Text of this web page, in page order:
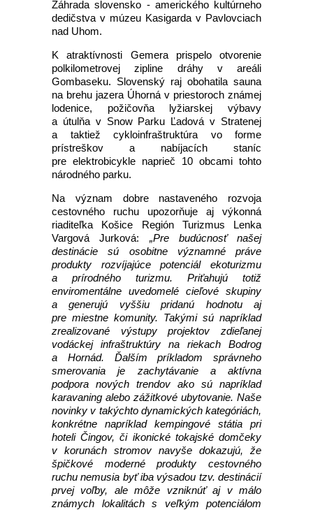
Záhrada slovensko - amerického kultúrneho
dedičstva v múzeu Kasigarda v Pavlovciach
nad Uhom.
K atraktívnosti Gemera prispelo otvorenie
polkilometrovej zipline dráhy v areáli
Gombaseku. Slovenský raj obohatila sauna
na brehu jazera Úhorná v priestoroch známej
lodenice, požičovňa lyžiarskej výbavy
a útulňa v Snow Parku Ľadová v Stratenej
a taktiež cykloinfraštruktúra vo forme
prístreškov a nabíjacích staníc
pre elektrobicykle naprieč 10 obcami tohto
národného parku.
Na význam dobre nastaveného rozvoja
cestovného ruchu upozorňuje aj výkonná
riaditeľka Košice Región Turizmus Lenka
Vargová Jurková: „Pre budúcnosť našej
destinácie sú osobitne významné práve
produkty rozvíjajúce potenciál ekoturizmu
a prírodného turizmu. Priťahujú totiž
enviromentálne uvedomelé cieľové skupiny
a generujú vyššiu pridanú hodnotu aj
pre miestne komunity. Takými sú napríklad
zrealizované výstupy projektov zdieľanej
vodáckej infraštruktúry na riekach Bodrog
a Hornád. Ďalším príkladom správneho
smerovania je zachytávanie a aktívna
podpora nových trendov ako sú napríklad
karavaning alebo zážitkové ubytovanie. Naše
novinky v takýchto dynamických kategóriách,
konkrétne napríklad kempingové státia pri
hoteli Čingov, či ikonické tokajské domčeky
v korunách stromov navyše dokazujú, že
špičkové moderné produkty cestovného
ruchu nemusia byť iba výsadou tzv. destinácií
prvej voľby, ale môže vzniknúť aj v málo
známych lokalitách s veľkým potenciálom